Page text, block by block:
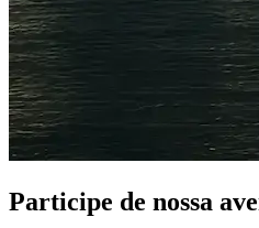
Participe de nossa